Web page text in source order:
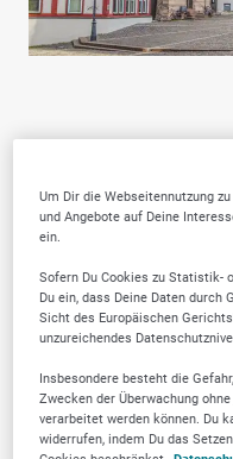
Warum
Trusted
Um Dir die Webseitennutzung
und Angebote auf Deine
ein.
Sofern Du Cookies zu Statistik-
Du ein, dass Deine Daten durch
Sicht des Europäischen
unzureichendes
Insbesondere besteht die
Zwecken der Überwachung
verarbeitet werden können. Du
widerrufen, indem Du das